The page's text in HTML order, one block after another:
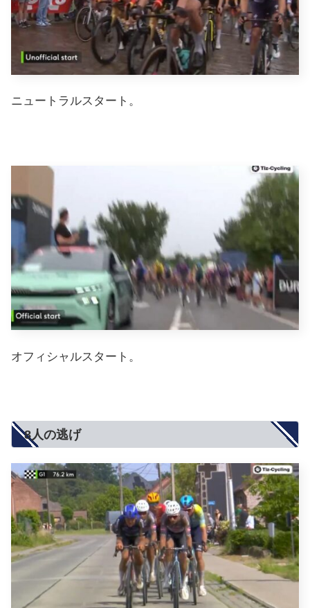
ニュートラルスタート。
オフィシャルスタート。
8人の逃げ